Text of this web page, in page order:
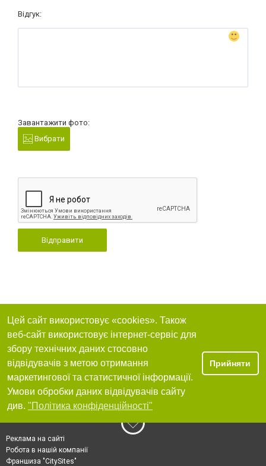
Відгук:
Завантажити фото:
Вибрати
Відправити
Цей сайт використовує «cookies». Також
веб-сайт використовує інтернет-сервіс для
збору технічних даних стосовно
відвідувачів з метою отримання
маркетингової та статистичної інформації.
Умови обробки даних відвідувачів сайту
див. "Політика конфіденційності"
Прийняти
Реклама на сайті
Робота в нашій компанії
Франшиза "CitySites"